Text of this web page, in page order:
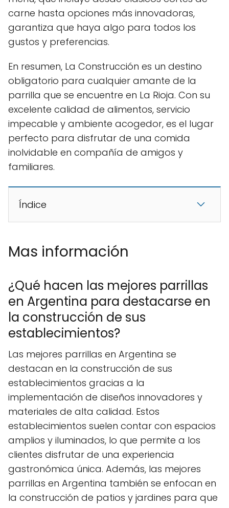
carne hasta opciones más innovadoras,
garantiza que haya algo para todos los
gustos y preferencias.
En resumen, La Construcción es un destino
obligatorio para cualquier amante de la
parrilla que se encuentre en La Rioja. Con su
excelente calidad de alimentos, servicio
impecable y ambiente acogedor, es el lugar
perfecto para disfrutar de una comida
inolvidable en compañía de amigos y
familiares.
Índice
Mas información
¿Qué hacen las mejores parrillas
en Argentina para destacarse en
la construcción de sus
establecimientos?
Las mejores parrillas en Argentina se
destacan en la construcción de sus
establecimientos gracias a la
implementación de diseños innovadores y
materiales de alta calidad. Estos
establecimientos suelen contar con espacios
amplios y iluminados, lo que permite a los
clientes disfrutar de una experiencia
gastronómica única. Además, las mejores
parrillas en Argentina también se enfocan en
la construcción de patios y jardines para que